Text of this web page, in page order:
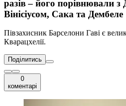
разів – його порівнювали з
Вінісіусом, Сака та Дембеле
Півзахисник Барселони Гаві є
Кварацхелії.
Поділитись
0
коментарі